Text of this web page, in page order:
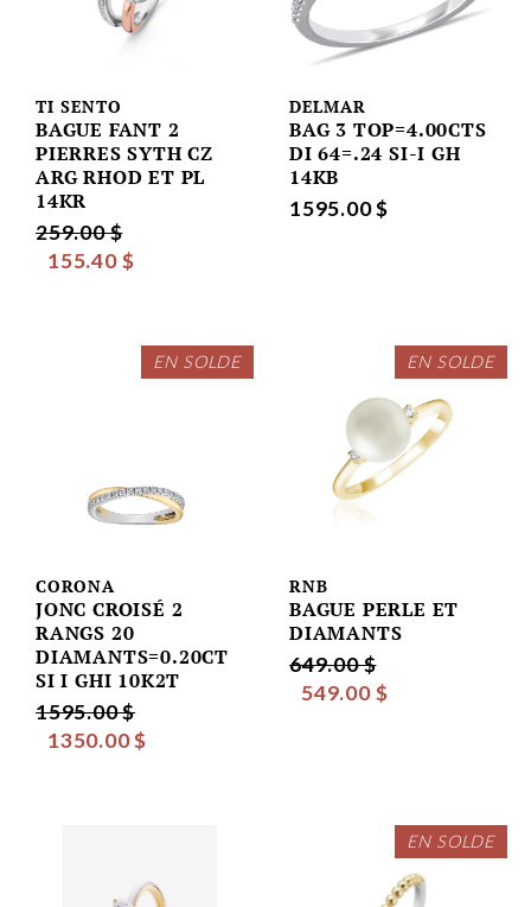
TI SENTO
BAGUE FANT 2
PIERRES SYTH CZ
ARG RHOD ET PL
14KR
259.00 $
155.40 $
DELMAR
BAG 3 TOP=4.00CTS
DI 64=.24 SI-I GH
14KB
1595.00 $
EN SOLDE
CORONA
JONC CROISÉ 2
RANGS 20
DIAMANTS=0.20CT
SI I GHI 10K2T
1595.00 $
1350.00 $
EN SOLDE
RNB
BAGUE PERLE ET
DIAMANTS
649.00 $
549.00 $
EN SOLDE